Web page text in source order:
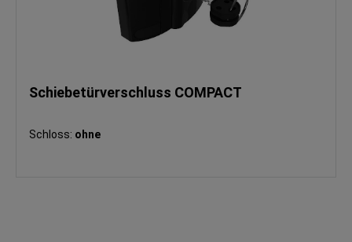
Schiebetürverschluss COMPACT
Schloss: ohne